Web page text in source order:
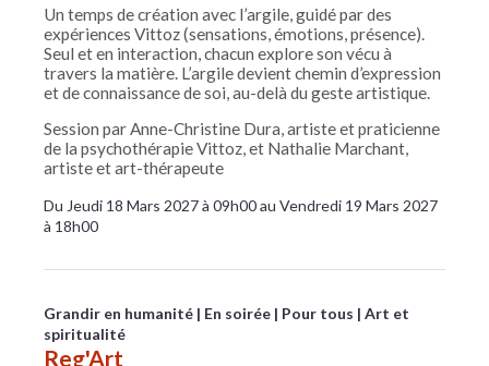
Un temps de création avec l’argile, guidé par des
expériences Vittoz (sensations, émotions, présence).
Seul et en interaction, chacun explore son vécu à
travers la matière. L’argile devient chemin d’expression
et de connaissance de soi, au-delà du geste artistique.
Session par Anne-Christine Dura, artiste et praticienne
de la psychothérapie Vittoz, et Nathalie Marchant,
artiste et art-thérapeute
Du Jeudi 18 Mars 2027 à 09h00 au Vendredi 19 Mars 2027
à 18h00
Grandir en humanité En soirée Pour tous
Art et
spiritualité
Reg'Art